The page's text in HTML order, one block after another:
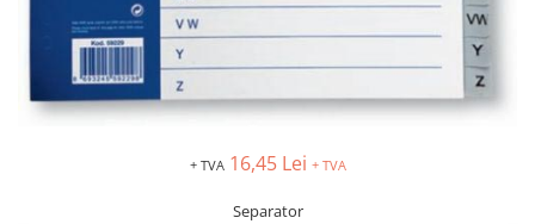
CAPSATOARE & DECAPSATOARE
CAPSE & SUPORTURI
TAVITE & SUPORT PENTRU
DOCUMENTE
BANDA ADEZIVA & DISPENCERE
+ TVA 16,45 Lei + TVA
Separator